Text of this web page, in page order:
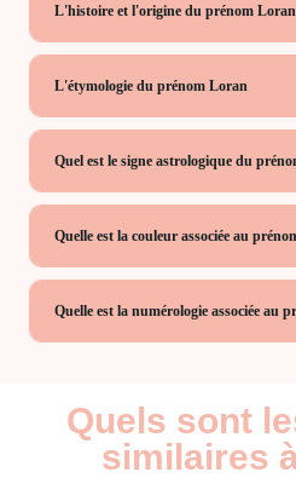
L'histoire et l'origine du prénom Loran
L'étymologie du prénom Loran
Quel est le signe astrologique du
Quelle est la couleur associée au
Quelle est la numérologie associée au
Quels sont
similaires